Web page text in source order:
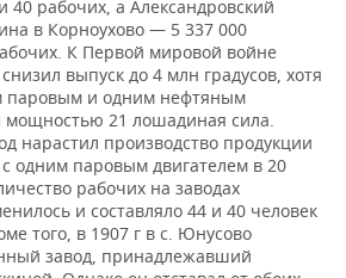
40 рабочих, а Александровский
в Корноухово — 5 337 000
К Первой мировой войне
выпуск до 4 млн градусов, хотя
паровым и одним нефтяным
мощностью 21 лошадиная сила.
нарастил производство продукции
одним паровым двигателем в 20
рабочих на заводах
и составляло 44 и 40 человек
того, в 1907 г в с. Юнусово
завод, принадлежавший